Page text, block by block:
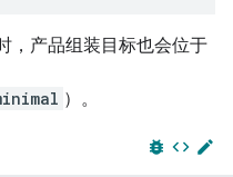
，产品组装目标也会位于
）。
bug_report code edit